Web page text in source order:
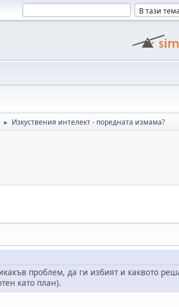
► Изкуствения интелект - поредната измама?
проблем, да ги избият и каквото
като план).